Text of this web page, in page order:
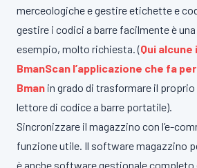
merceologiche e gestire etichette e
gestire i codici a barre facilmente è
esempio, molto richiesta. (Qui
BmanScan l’applicazione che fa
Bman in grado di trasformare il
lettore di codice a barre portatile).
Sincronizzare il magazzino con l’e-
funzione utile. Il software magazzino
è anche software gestionale completo